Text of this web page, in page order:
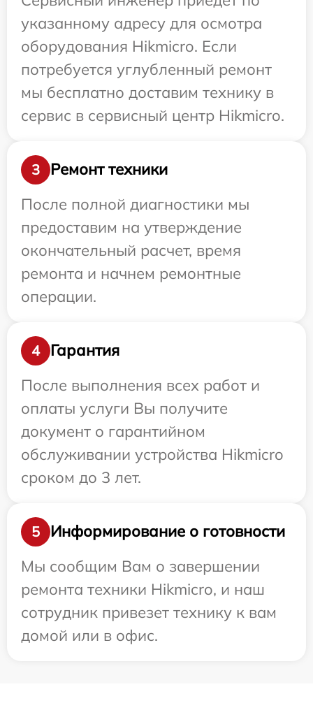
указанному адресу для осмотра
оборудования Hikmicro. Если
потребуется углубленный ремонт
мы бесплатно доставим технику в
сервис в сервисный центр Hikmicro.
3
Ремонт техники
После полной диагностики мы
предоставим на утверждение
окончательный расчет, время
ремонта и начнем ремонтные
операции.
4
Гарантия
После выполнения всех работ и
оплаты услуги Вы получите
документ о гарантийном
обслуживании устройства Hikmicro
сроком до 3 лет.
5
Информирование о готовности
Мы сообщим Вам о завершении
ремонта техники Hikmicro, и наш
сотрудник привезет технику к вам
домой или в офис.